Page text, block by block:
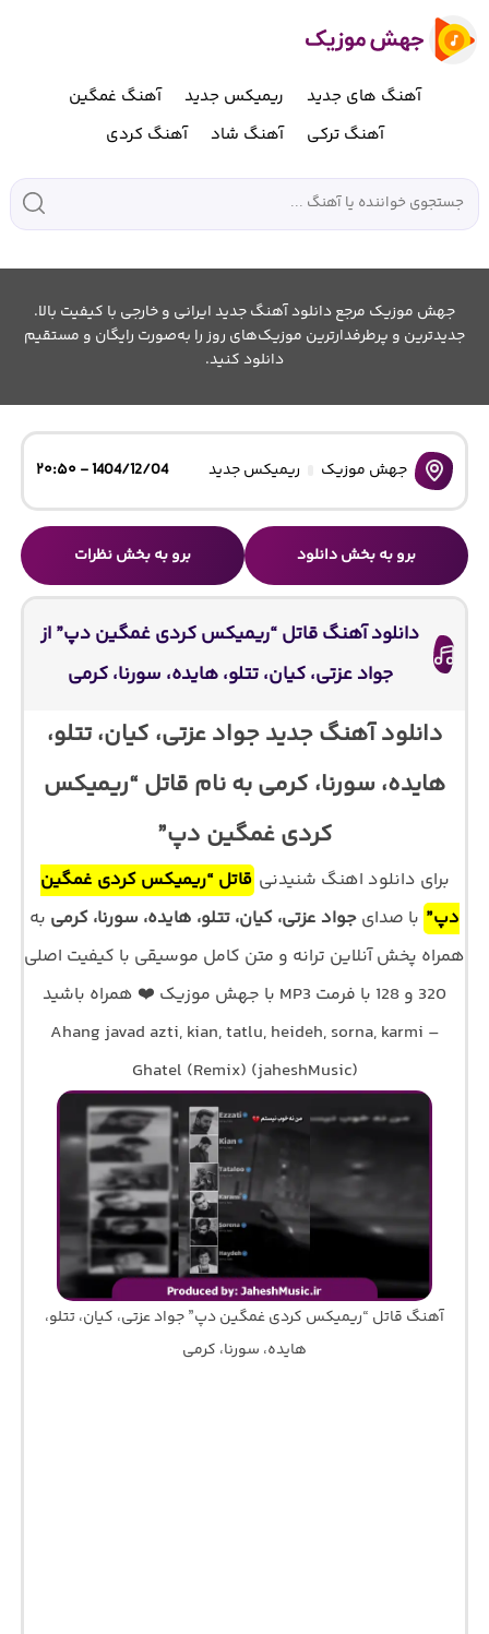
آهنگ های جدید ریمیکس جدید
آهنگ غمگین
آهنگ ترکی
آهنگ شاد آهنگ کردی
جهش موزیک مرجع دانلود آهنگ جدید ایرانی و خارجی با کیفیت بالا.
جدیدترین و پرطرفدارترین موزیک‌های روز را به‌صورت رایگان و مستقیم
دانلود کنید.
جهش موزیک ریمیکس جدید 1404/12/04 - ۲۰:۵۰
برو به بخش دانلود برو به بخش نظرات
دانلود آهنگ قاتل “ریمیکس کردی غمگین دپ” از
جواد عزتی، کیان، تتلو، هایده، سورنا، کرمی
دانلود آهنگ جدید جواد عزتی، کیان، تتلو،
هایده، سورنا، کرمی به نام قاتل “ریمیکس
کردی غمگین دپ”
برای دانلود اهنگ شنیدنی قاتل “ریمیکس کردی غمگین
دپ” با صدای جواد عزتی، کیان، تتلو، هایده، سورنا، کرمی به
همراه پخش آنلاین ترانه و متن کامل موسیقی با کیفیت اصلی
320 و 128 با فرمت MP3 با جهش موزیک ❤️ همراه باشید
Ahang javad azti, kian, tatlu, heideh, sorna, karmi –
Ghatel (Remix) (jaheshMusic)
آهنگ قاتل “ریمیکس کردی غمگین دپ” جواد عزتی، کیان، تتلو،
هایده، سورنا، کرمی